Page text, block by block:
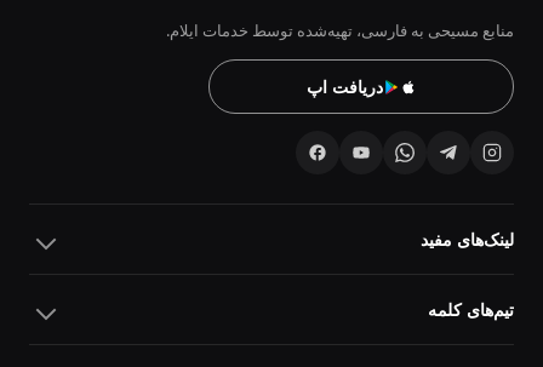
منابع مسیحی به فارسی، تهیه‌شده توسط خدمات ایلام.
دریافت اپ
لینک‌های مفید
تیم‌های کلمه